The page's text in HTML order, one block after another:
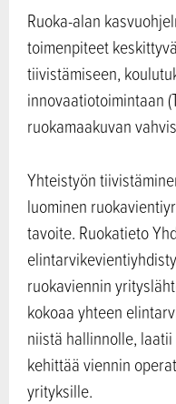
Ruoka-alan
toimenpiteet
tiivistämiseen,
innovaatiotoimintaan
ruokamaakuvan
Yhteistyön
luominen
tavoite. Ruokatieto
ruokaviennin
kokoaa yhteen
niistä hallinnolle,
kehittää viennin
yrityksille.